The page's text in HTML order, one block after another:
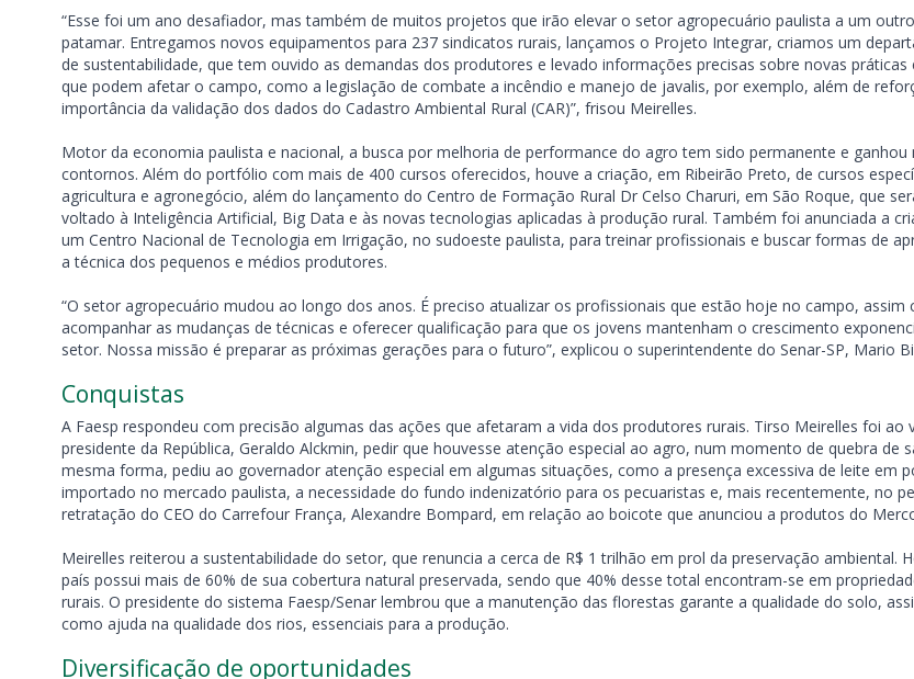
“Esse foi um ano desafiador, mas também de muitos projetos que irão elevar o setor agropecuário paulista a um outro
patamar. Entregamos novos equipamentos para 237 sindicatos rurais, lançamos o Projeto Integrar, criamos um
de sustentabilidade, que tem ouvido as demandas dos produtores e levado informações precisas sobre novas práticas
que podem afetar o campo, como a legislação de combate a incêndio e manejo de javalis, por exemplo, além de
importância da validação dos dados do Cadastro Ambiental Rural (CAR)”, frisou Meirelles.
Motor da economia paulista e nacional, a busca por melhoria de performance do agro tem sido permanente e ganhou
contornos. Além do portfólio com mais de 400 cursos oferecidos, houve a criação, em Ribeirão Preto, de cursos
agricultura e agronegócio, além do lançamento do Centro de Formação Rural Dr Celso Charuri, em São Roque, que
voltado à Inteligência Artificial, Big Data e às novas tecnologias aplicadas à produção rural. Também foi anunciada a
um Centro Nacional de Tecnologia em Irrigação, no sudoeste paulista, para treinar profissionais e buscar formas de
a técnica dos pequenos e médios produtores.
“O setor agropecuário mudou ao longo dos anos. É preciso atualizar os profissionais que estão hoje no campo, assim
acompanhar as mudanças de técnicas e oferecer qualificação para que os jovens mantenham o crescimento
setor. Nossa missão é preparar as próximas gerações para o futuro”, explicou o superintendente do Senar-SP, Mario
Conquistas
A Faesp respondeu com precisão algumas das ações que afetaram a vida dos produtores rurais. Tirso Meirelles foi ao
presidente da República, Geraldo Alckmin, pedir que houvesse atenção especial ao agro, num momento de quebra de
mesma forma, pediu ao governador atenção especial em algumas situações, como a presença excessiva de leite em
importado no mercado paulista, a necessidade do fundo indenizatório para os pecuaristas e, mais recentemente, no
retratação do CEO do Carrefour França, Alexandre Bompard, em relação ao boicote que anunciou a produtos do
Meirelles reiterou a sustentabilidade do setor, que renuncia a cerca de R$ 1 trilhão em prol da preservação ambiental.
país possui mais de 60% de sua cobertura natural preservada, sendo que 40% desse total encontram-se em
rurais. O presidente do sistema Faesp/Senar lembrou que a manutenção das florestas garante a qualidade do solo,
como ajuda na qualidade dos rios, essenciais para a produção.
Diversificação de oportunidades